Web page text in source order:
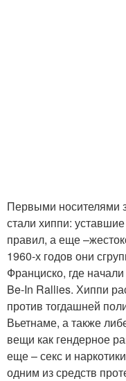
Первыми носителями
стали хиппи:
правил, а еще
1960-х годов они
Франциско, где
Be-In Rallies. Хиппи
против тогдашней
Вьетнаме, а также
вещи как гендерное
еще – секс и
одним из средств